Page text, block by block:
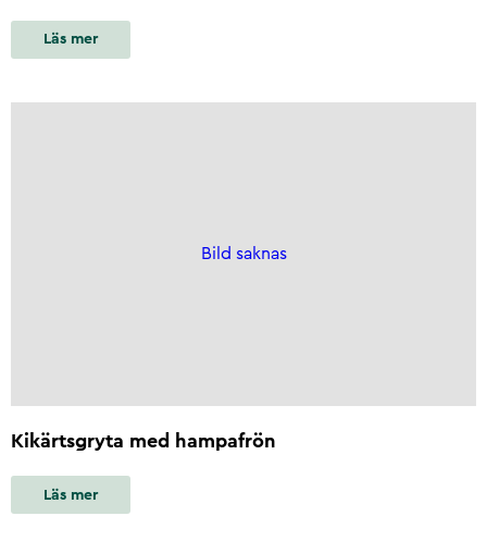
Läs mer
Bild saknas
Kikärtsgryta med hampafrön
Läs mer